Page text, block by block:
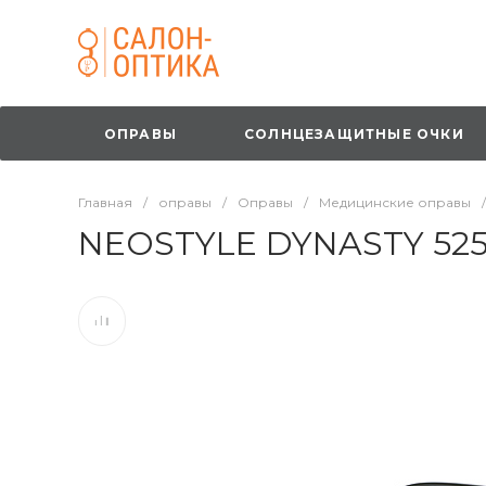
ОПРАВЫ СОЛНЦЕЗАЩИТНЫЕ ОЧКИ
Главная / оправы / Оправы / Медицинские оправы /
NEOSTYLE DYNASTY